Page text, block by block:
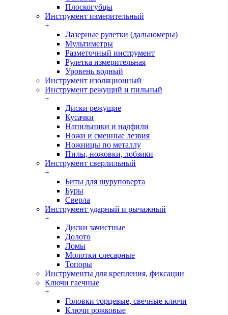
Плоскогубцы
Инструмент измерительный
+
Лазерные рулетки (дальномеры)
Мультиметры
Разметочный инструмент
Рулетка измерительная
Уровень водный
Инструмент изоляционный
Инструмент режущий и пильный
+
Диски режущие
Кусачки
Напильники и надфили
Ножи и сменные лезвия
Ножницы по металлу
Пилы, ножовки, лобзики
Инструмент сверлильный
+
Биты для шуруповерта
Буры
Сверла
Инструмент ударный и рычажный
+
Диски зачистные
Долото
Ломы
Молотки слесарные
Топоры
Инструменты для крепления, фиксации
Ключи гаечные
+
Головки торцевые, свечные ключи
Ключи рожковые